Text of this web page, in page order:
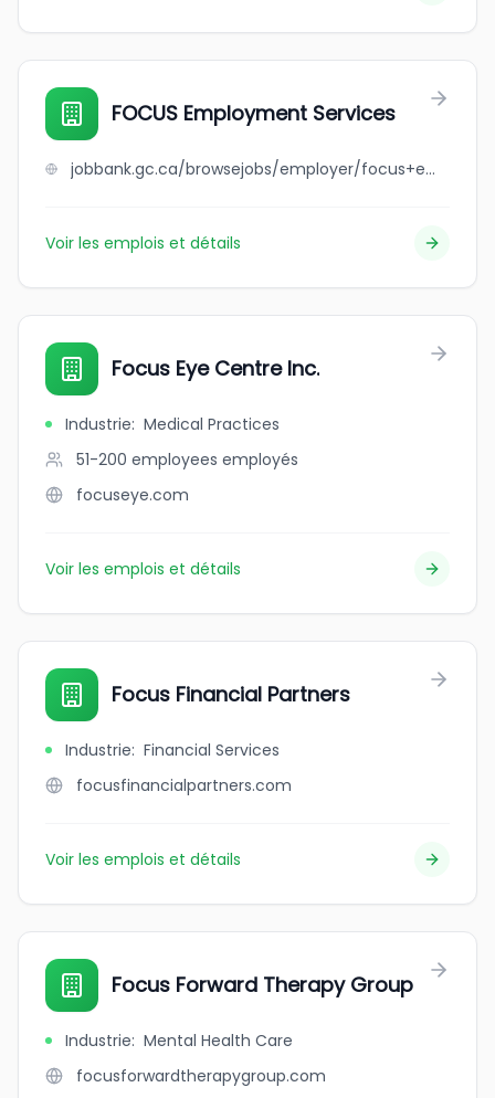
FOCUS Employment Services
jobbank.gc.ca/browsejobs/employer/focus+employment+services/ca
Voir les emplois et détails
Focus Eye Centre Inc.
Industrie: Medical Practices
51-200 employees employés
focuseye.com
Voir les emplois et détails
Focus Financial Partners
Industrie: Financial Services
focusfinancialpartners.com
Voir les emplois et détails
Focus Forward Therapy Group
Industrie: Mental Health Care
focusforwardtherapygroup.com